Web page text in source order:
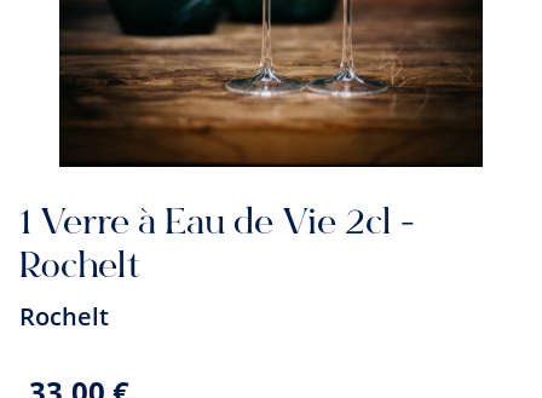
1 Verre à Eau de Vie 2cl -
Rochelt
Rochelt